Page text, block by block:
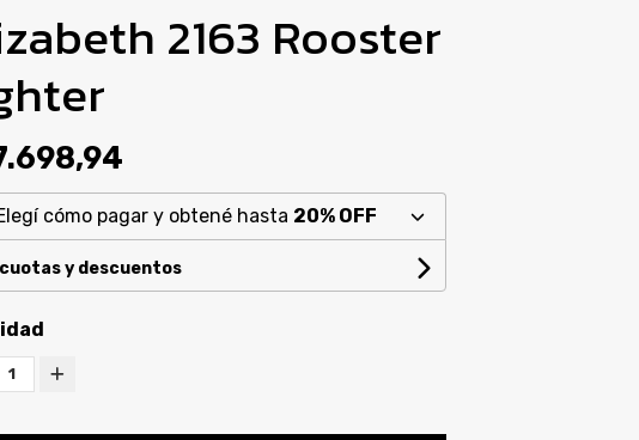
2163 Rooster
cómo pagar y obtené hasta 20% OFF
y descuentos
1